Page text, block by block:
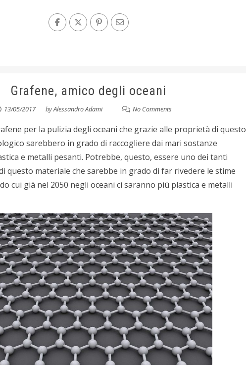
Grafene, amico degli oceani
13/05/2017 byAlessandro Adami No Comments
per la pulizia degli oceani che grazie alle proprietà di questo
sarebbero in grado di raccogliere dai mari sostanze
e metalli pesanti. Potrebbe, questo, essere uno dei tanti
questo materiale che sarebbe in grado di far rivedere le stime
cui già nel 2050 negli oceani ci saranno più plastica e metalli